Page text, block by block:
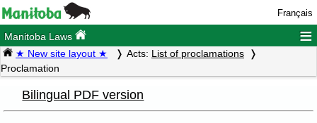
Français
Manitoba Laws ≡
★ New site layout ★ Acts: List of proclamations
Proclamation
Bilingual PDF version